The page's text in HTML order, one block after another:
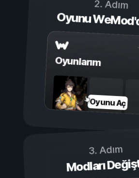
2. Adım
Oyunu
Oyunlarım
Oyunu Aç
3. Adım
Modları